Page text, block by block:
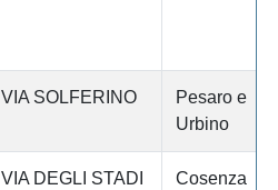
VIA SOLFERINO
Pesaro e
Urbino
VIA DEGLI STADI
Cosenza